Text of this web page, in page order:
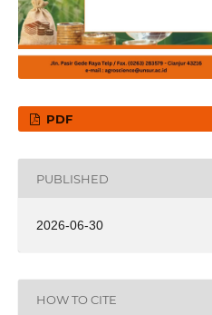
PDF
PUBLISHED
2026-06-30
HOW TO CITE